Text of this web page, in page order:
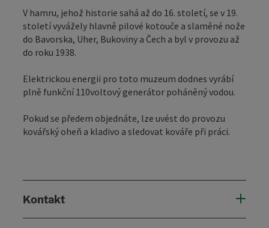
V hamru, jehož historie sahá až do 16. století, se v 19.
století vyvážely hlavně pilové kotouče a slaměné nože
do Bavorska, Uher, Bukoviny a Čech a byl v provozu až
do roku 1938.
Elektrickou energii pro toto muzeum dodnes vyrábí
plně funkční 110voltový generátor poháněný vodou.
Pokud se předem objednáte, lze uvést do provozu
kovářský oheň a kladivo a sledovat kováře při práci.
Kontakt